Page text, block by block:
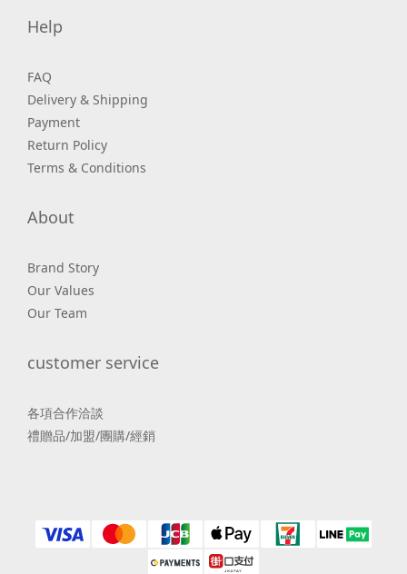
Help
FAQ
Delivery & Shipping
Payment
Return Policy
Terms & Conditions
About
Brand Story
Our Values
Our Team
customer service
各項合作洽談
禮贈品/加盟/團購/經銷